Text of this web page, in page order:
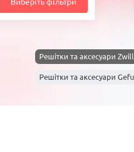
Виберіть фільтри
Решітки та аксесуари
Решітки та аксесуари Gefu